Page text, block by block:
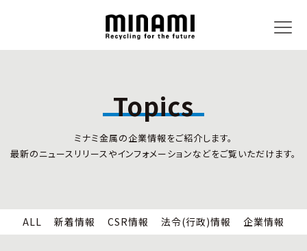
CSR情報
企業情報
事業内容
リサイクルサービス
小型家電リサイクル法
全国の回収対応
Topics
ミナミ金属の企業情報をご紹介します。
最新のニュースリリースやインフォメーションなどをご覧いただけます。
ALL 新着情報 CSR情報 法令(行政)情報 企業情報